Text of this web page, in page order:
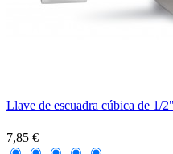
Llave de escuadra cúbica de 1/
7,85 €